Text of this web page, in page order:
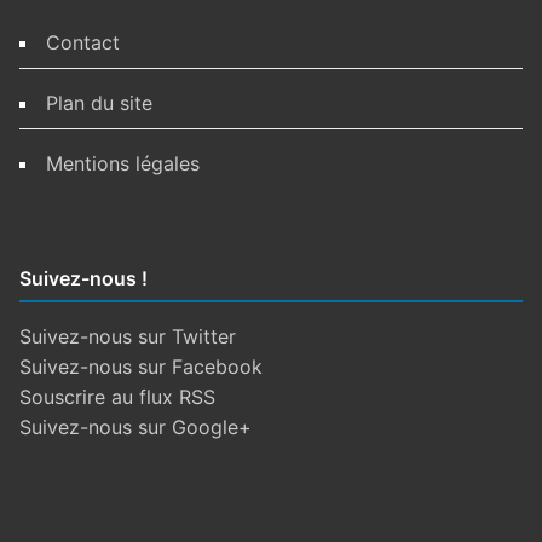
i
r
é
Contact
Plan du site
Mentions légales
Suivez-nous !
Suivez-nous sur Twitter
Suivez-nous sur Facebook
Souscrire au flux RSS
Suivez-nous sur Google+